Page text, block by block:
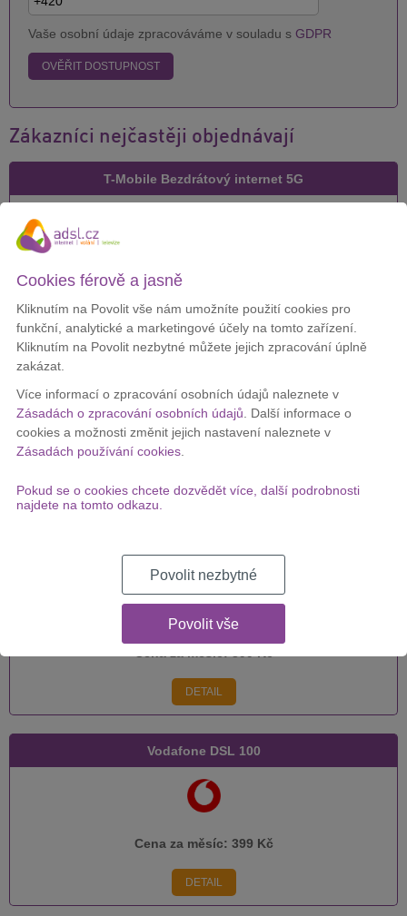
Vaše osobní údaje zpracováváme v souladu s GDPR
OVĚŘIT DOSTUPNOST
Zákazníci nejčastěji objednávají
T-Mobile Bezdrátový internet 5G
Cena za měsíc:
DETAIL
Vodafone DSL 500
DETAIL
Vodafone DSL 100
Cena za měsíc: 399 Kč
DETAIL
Cookies férově a jasně
Kliknutím na Povolit vše nám umožníte použití cookies pro
funkční, analytické a marketingové účely na tomto zařízení.
Kliknutím na Povolit nezbytné můžete jejich zpracování úplně
zakázat.
Více informací o zpracování osobních údajů naleznete v
Zásadách o zpracování osobních údajů. Další informace o
cookies a možnosti změnit jejich nastavení naleznete v
Zásadách používání cookies.
Pokud se o cookies chcete dozvědět více, další podrobnosti
najdete na tomto odkazu.
Povolit nezbytné
Povolit vše